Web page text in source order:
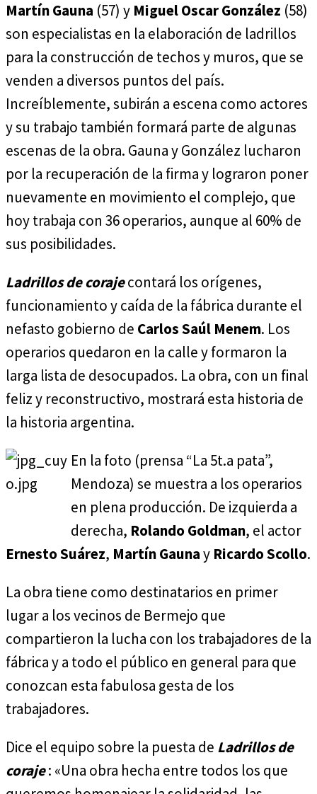
Martín Gauna (57) y Miguel Oscar González (58)
son especialistas en la elaboración de ladrillos
para la construcción de techos y muros, que se
venden a diversos puntos del país.
Increíblemente, subirán a escena como actores
y su trabajo también formará parte de algunas
escenas de la obra. Gauna y González lucharon
por la recuperación de la firma y lograron poner
nuevamente en movimiento el complejo, que
hoy trabaja con 36 operarios, aunque al 60% de
sus posibilidades.
Ladrillos de corajecontará los orígenes,
funcionamiento y caída de la fábrica durante el
nefasto gobierno de Carlos Saúl Menem. Los
operarios quedaron en la calle y formaron la
larga lista de desocupados. La obra, con un final
feliz y reconstructivo, mostrará esta historia de
la historia argentina.
En la foto (prensa “La 5t.a pata”,
Mendoza) se muestra a los operarios
en plena producción. De izquierda a
derecha, Rolando Goldman, el actor
Ernesto Suárez, Martín Gaunay Ricardo Scollo.
La obra tiene como destinatarios en primer
lugar a los vecinos de Bermejo que
compartieron la lucha con los trabajadores de la
fábrica y a todo el público en general para que
conozcan esta fabulosa gesta de los
trabajadores.
Dice el equipo sobre la puesta de Ladrillos de
coraje: «Una obra hecha entre todos los que